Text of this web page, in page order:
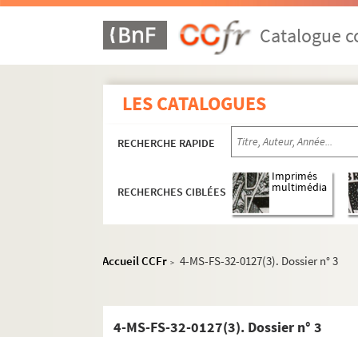
Catalogue
LES CATALOGUES
RECHERCHE RAPIDE
RECHERCHES CIBLÉES
Imprimés
multimédia
Accueil CCFr > 4-MS-FS-32-0127(3). Dossier n° 3
4-MS-FS-32-0127(3). Dossier n° 3
Cantate du Prix du Rome : Didon (1887)
Impressions d'Italie (1889)